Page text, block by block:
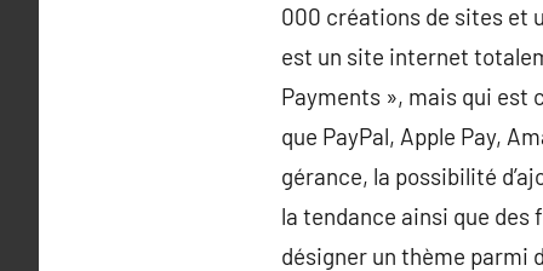
000 créations de sites et
est un site internet
Payments », mais qui est
que PayPal, Apple Pay,
gérance, la possibilité
la tendance ainsi que
désigner un thème parmi